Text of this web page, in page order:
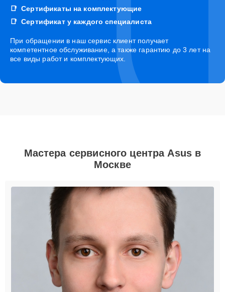
Сертификаты на комплектующие
Сертификат у каждого специалиста
При обращении в наш сервис клиент получает
компетентное обслуживание, а также гарантию до 3 лет на
все виды работ и комплектующих.
Мастера сервисного центра Asus в
Москве